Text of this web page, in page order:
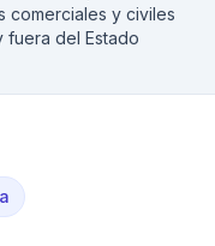
comerciales y civiles
fuera del Estado